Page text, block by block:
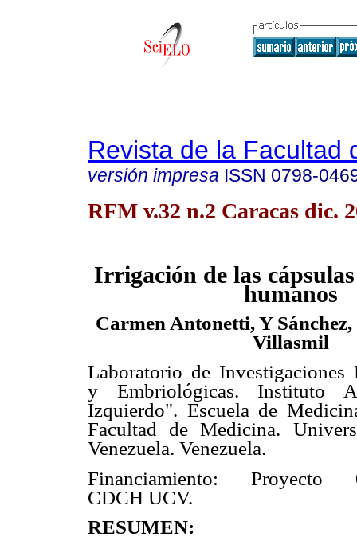
Revista de la Facultad
versión impresa ISSN 0798-
RFM v.32 n.2 Caracas dic.
Irrigación de las
humanos
Carmen Antonetti, Y
Villasmil
Laboratorio de Investigaciones
y Embriológicas. Instituto
Izquierdo". Escuela de
Facultad de Medicina.
Venezuela. Venezuela.
Financiamiento: Proyecto
CDCH UCV.
RESUMEN: